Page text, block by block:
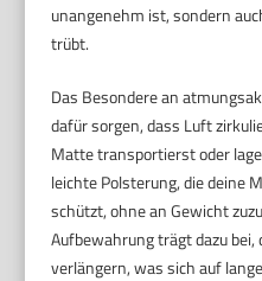
unangenehm ist, sondern
trübt.
Das Besondere an
dafür sorgen, dass Luft
Matte transportierst oder
leichte Polsterung, die deine
schützt, ohne an Gewicht
Aufbewahrung trägt dazu
verlängern, was sich auf